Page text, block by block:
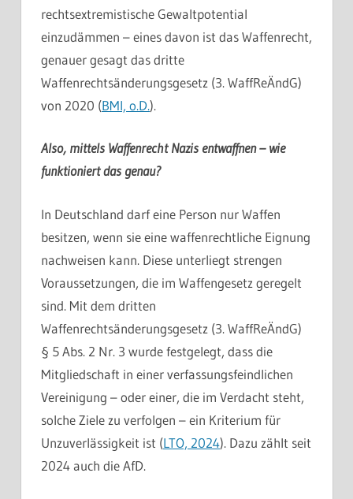
rechtsextremistische Gewaltpotential
einzudämmen – eines davon ist das Waffenrecht,
genauer gesagt das dritte
Waffenrechtsänderungsgesetz (3. WaffReÄndG)
von 2020 (BMI, o.D.).
Also, mittels Waffenrecht Nazis entwaffnen – wie
funktioniert das genau?
In Deutschland darf eine Person nur Waffen
besitzen, wenn sie eine waffenrechtliche Eignung
nachweisen kann. Diese unterliegt strengen
Voraussetzungen, die im Waffengesetz geregelt
sind. Mit dem dritten
Waffenrechtsänderungsgesetz (3. WaffReÄndG)
§ 5 Abs. 2 Nr. 3 wurde festgelegt, dass die
Mitgliedschaft in einer verfassungsfeindlichen
Vereinigung – oder einer, die im Verdacht steht,
solche Ziele zu verfolgen – ein Kriterium für
Unzuverlässigkeit ist (LTO, 2024). Dazu zählt seit
2024 auch die AfD.